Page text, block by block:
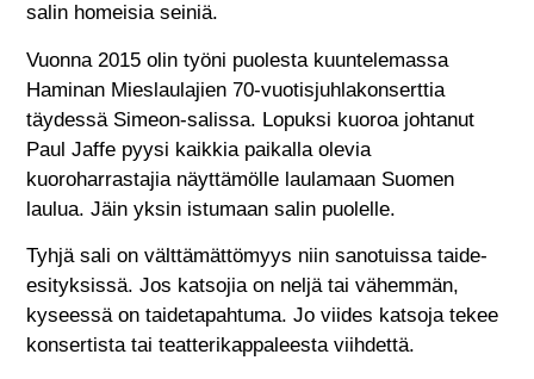
salin homeisia seiniä.
Vuonna 2015 olin työni puolesta kuuntelemassa
Haminan Mieslaulajien 70-vuotisjuhlakonserttia
täydessä Simeon-salissa. Lopuksi kuoroa johtanut
Paul Jaffe pyysi kaikkia paikalla olevia
kuoroharrastajia näyttämölle laulamaan Suomen
laulua. Jäin yksin istumaan salin puolelle.
Tyhjä sali on välttämättömyys niin sanotuissa taide-
esityksissä. Jos katsojia on neljä tai vähemmän,
kyseessä on taidetapahtuma. Jo viides katsoja tekee
konsertista tai teatterikappaleesta viihdettä.